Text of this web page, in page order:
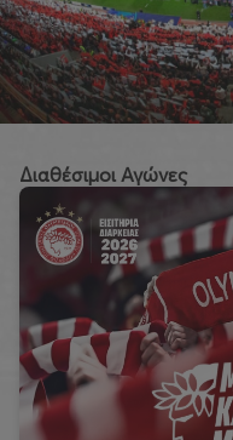
Διαθέσιμοι Αγώνες